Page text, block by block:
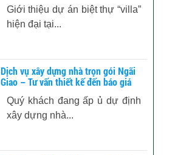
Giới thiệu dự án biệt thự “villa”
hiện đại tại...
Dịch vụ xây dựng nhà trọn gói Ngãi
Giao – Tư vấn thiết kế đến báo giá
Quý khách đang ấp ủ dự định
xây dựng nhà...